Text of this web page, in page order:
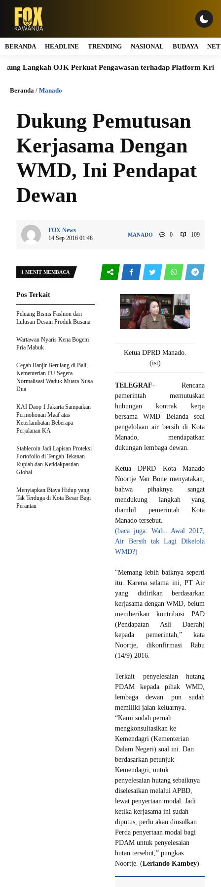
BERANDA HEADLINE TRENDING NASIONAL BUDAYA
Langkah OJK Perkuat Pengawasan terhadap Platform Kripto
Beranda / Manado
Dukung Pemutusan
Kerjasama Dengan
WMD, Ini Pendapat
Dewan
FOX News
14 Sep 2016 01:48
MANADO 0 109
1 MENIT MEMBACA
Ketua DPRD Manado.
(ist)
TELEGRAF- Rencana
pemerintah memutuskan
hubungan kontrak kerja
bersama WMD Belanda soal
pengelolaan air bersih di Kota
Manado, mendapatkan
dukungan lembaga dewan.
Ketua DPRD Kota Manado
Noortje Van Bone menyatakan,
bahwa pihaknya sangat
mendukung langkah yang
diambil pemerintah Kota
Manado tersebut.
(baca juga: Wah.. ‎Awal 2017,
Air Bersih tak Lagi Dikelola
WMD?)
“Memang lebih baiknya seperti
itu. Karena selama ini, PT Air
yang didirikan berdasarkan
kerjasama dengan WMD, belum
memberikan kontribusi PAD
(Pendapatan Asli Daerah)
kepada pemerintah,” kata
Noortje, dikonfirmasi Rabu
(14/9) 2016.
Terkait penyelesaian hutang
PDAM kepada pihak WMD,
lembaga dewan pun sudah
memiliki jalan keluarnya.
“Kami sudah pernah
mengkonsultasikan ke
Kemendagri (Kementerian
Dalam Negeri) soal ini. Dan
berdasarkan petunjuk
Kemendagri, untuk
penyelesaian hutang sebaiknya
diselesaikan melalui APBD,
lewat penyertaan modal.‎ Jadi
ketika kerjasama ini sudah
diputus, perlu akan diusulkan
Perda penyertaan modal bagi
PDAM untuk penyelesaian
hutan tersebut,” pungkas
Noortje. (Leriando Kambey)
Pos Terkait
Peluang Bisnis Fashion dari
Lulusan Desain Produk Busana
Wartawan Nyaris Kena Bogem
Pria Mabuk
Cegah Banjir Berulang di Bali,
Kementerian PU Segera
Normalisasi Waduk Muara Nusa
Dua
KAI Daop 1 Jakarta Sampaikan
Permohonan Maaf atas
Keterlambatan Beberapa
Perjalanan KA
Stablecoin Jadi Lapisan Proteksi
Portofolio di Tengah Tekanan
Rupiah dan Ketidakpastian
Global
Menyiapkan Biaya Hidup yang
Tak Terduga di Kota Besar Bagi
Perantau